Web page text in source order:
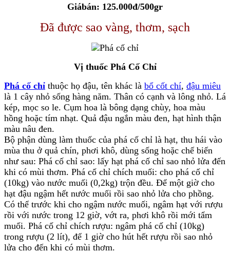
Giábán: 125.000đ/500gr
Đã được sao vàng, thơm, sạch
Vị thuốc Phá Cố Chỉ
Phá cố chỉ thuộc họ đậu, tên khác là bổ cốt chí, đậu miêu
là 1 cây nhỏ sống hàng năm. Thân có cạnh và lông nhỏ. Lá
kép, mọc so le. Cụm hoa là bông dạng chùy, hoa màu
hồng hoặc tím nhạt. Quả đậu ngắn màu đen, hạt hình thận
màu nâu đen.
Bộ phận dùng làm thuốc của phá cố chỉ là hạt, thu hái vào
mùa thu ở quả chín, phơi khô, dùng sống hoặc chế biến
như sau: Phá cố chỉ sao: lấy hạt phá cố chỉ sao nhỏ lửa đến
khi có mùi thơm. Phá cố chỉ chích muối: cho phá cố chỉ
(10kg) vào nước muối (0,2kg) trộn đều. Để một giờ cho
hạt đậu ngậm hết nước muối rồi sao nhỏ lửa cho phồng.
Có thể trước khi cho ngậm nước muối, ngâm hạt với rượu
rồi với nước trong 12 giờ, vớt ra, phơi khô rồi mới tẩm
muối. Phá cố chỉ chích rượu: ngâm phá cố chỉ (10kg)
trong rượu (2 lít), để 1 giờ cho hút hết rượu rồi sao nhỏ
lửa cho đến khi có mùi thơm.